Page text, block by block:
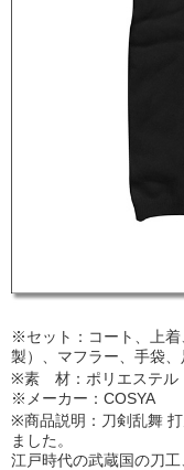
※セット：コート、上
製）、マフラー、手袋、
※素 材：ポリエステル
※メーカー：COSYA
※商品説明：刀剣乱舞
ました。
江戸時代の武蔵国の刀